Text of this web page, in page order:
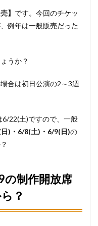
】 です。今回のチケッ
例年は一般販売だった
うか？
合は初日公演の2～3週
6/22(土)ですので、一般
)・6/8(土)・6/9(日)の
の制作開放席
？